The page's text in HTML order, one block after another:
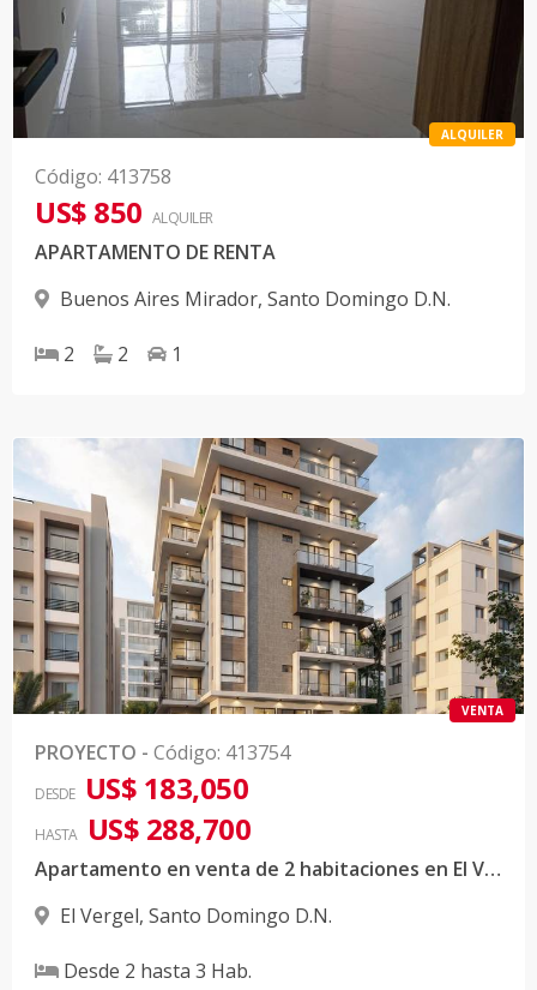
ALQUILER
Código: 413758
US$ 850 ALQUILER
APARTAMENTO DE RENTA
Buenos Aires Mirador, Santo Domingo D.N.
2 2 1
VENTA
PROYECTO - Código: 413754
DESDE US$ 183,050
HASTA US$ 288,700
Apartamento en venta de 2 habitaciones en El Vergel
El Vergel, Santo Domingo D.N.
Desde 2 hasta 3 Hab.